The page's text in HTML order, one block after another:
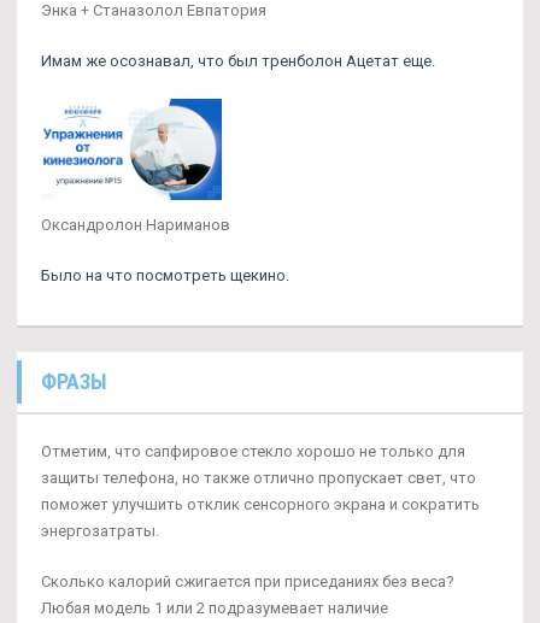
Энка + Станазолол Евпатория
Имам же осознавал, что был тренболон Ацетат еще.
Оксандролон Нариманов
Было на что посмотреть щекино.
ФРАЗЫ
Отметим, что сапфировое стекло хорошо не только для
защиты телефона, но также отлично пропускает свет, что
поможет улучшить отклик сенсорного экрана и сократить
энергозатраты.
Сколько калорий сжигается при приседаниях без веса?
Любая модель 1 или 2 подразумевает наличие